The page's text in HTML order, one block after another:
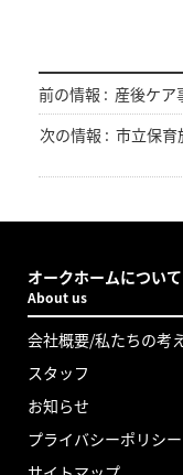
前の情報 : 産後ケア
次の情報 : 市立保育
オークホームについて
About us
会社概要/私たちの考え
スタッフ
お知らせ
プライバシーポリシー